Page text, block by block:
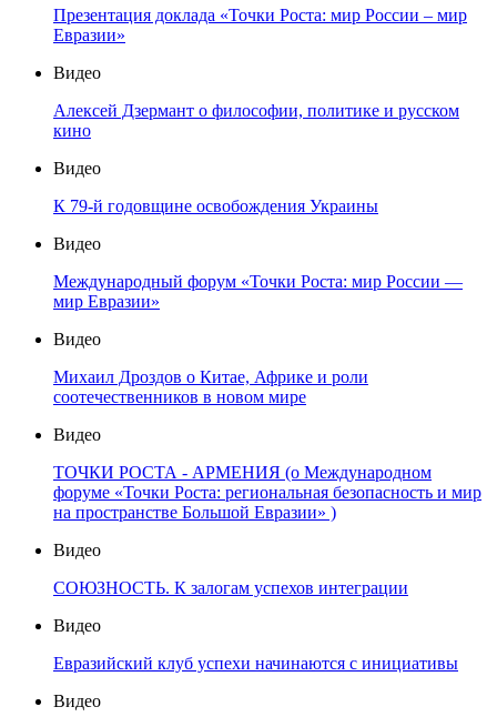
Презентация доклада «Точки Роста: мир России – мир
Евразии»
Видео
Алексей Дзермант о философии, политике и русском
кино
Видео
К 79-й годовщине освобождения Украины
Видео
Международный форум «Точки Роста: мир России —
мир Евразии»
Видео
Михаил Дроздов о Китае, Африке и роли
соотечественников в новом мире
Видео
ТОЧКИ РОСТА - АРМЕНИЯ (о Международном
форуме «Точки Роста: региональная безопасность и мир
на пространстве Большой Евразии» )
Видео
СОЮЗНОСТЬ. К залогам успехов интеграции
Видео
Евразийский клуб успехи начинаются с инициативы
Видео